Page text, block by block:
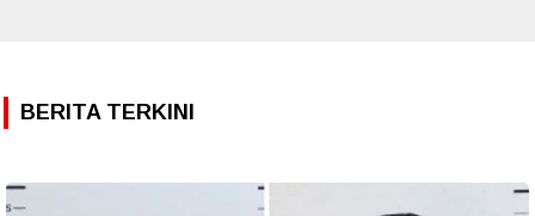
BERITA TERKINI